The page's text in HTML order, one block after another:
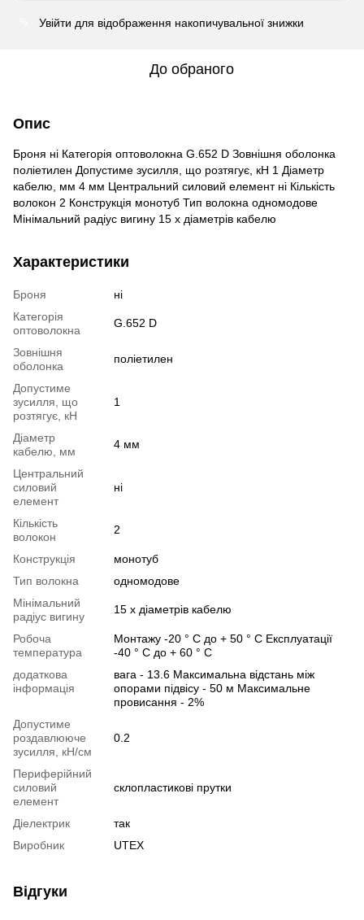
Увійти для відображення накопичувальної знижки
До обраного
Опис
Броня ні Категорія оптоволокна G.652 D Зовнішня оболонка
поліетилен Допустиме зусилля, що розтягує, кН 1 Діаметр
кабелю, мм 4 мм Центральний силовий елемент ні Кількість
волокон 2 Конструкція монотуб Тип волокна одномодове
Мінімальний радіус вигину 15 х діаметрів кабелю
Характеристики
Броня
ні
Категорія
оптоволокна
G.652 D
Зовнішня
оболонка
поліетилен
Допустиме
зусилля, що
розтягує, кН
1
Діаметр
кабелю, мм
4 мм
Центральний
силовий
елемент
ні
Кількість
волокон
2
Конструкція
монотуб
Тип волокна
одномодове
Мінімальний
радіус вигину
15 х діаметрів кабелю
Робоча
температура
Монтажу -20 ° C до + 50 ° C Експлуатації
-40 ° C до + 60 ° C
додаткова
інформація
вага - 13.6 Максимальна відстань між
опорами підвісу - 50 м Максимальне
провисання - 2%
Допустиме
роздавлююче
зусилля, кН/см
0.2
Периферійний
силовий
елемент
склопластикові прутки
Діелектрик
так
Виробник
UTEX
Відгуки